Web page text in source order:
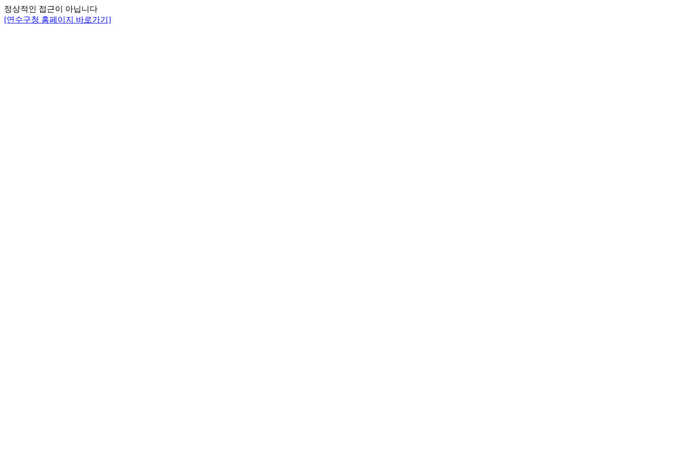
정상적인 접근이 아닙니다
[연수구청 홈페이지 바로가기]